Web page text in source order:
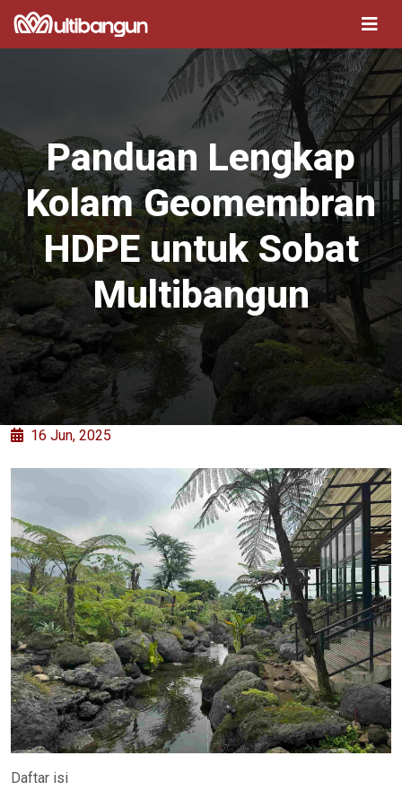
Panduan Lengkap
Kolam Geomembran
HDPE untuk Sobat
Multibangun
16 Jun, 2025
Daftar isi